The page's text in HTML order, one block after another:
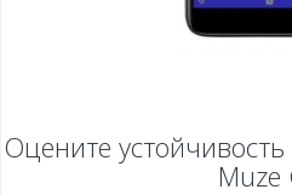
Оцените
Muze